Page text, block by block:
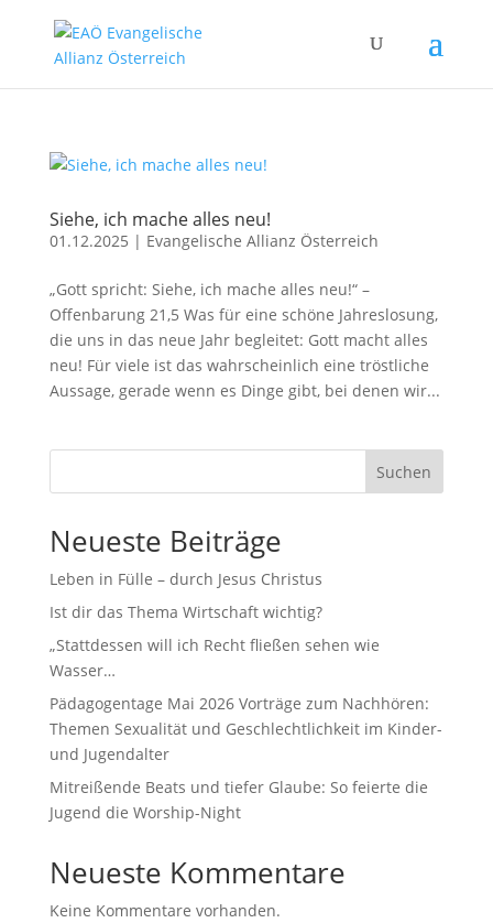
Siehe, ich mache alles neu!
01.12.2025 | Evangelische Allianz Österreich
„Gott spricht: Siehe, ich mache alles neu!“ –
Offenbarung 21,5 Was für eine schöne Jahreslosung,
die uns in das neue Jahr begleitet: Gott macht alles
neu! Für viele ist das wahrscheinlich eine tröstliche
Aussage, gerade wenn es Dinge gibt, bei denen wir...
Suchen
Neueste Beiträge
Leben in Fülle – durch Jesus Christus
Ist dir das Thema Wirtschaft wichtig?
„Stattdessen will ich Recht fließen sehen wie
Wasser…
Pädagogentage Mai 2026 Vorträge zum Nachhören:
Themen Sexualität und Geschlechtlichkeit im Kinder-
und Jugendalter
Mitreißende Beats und tiefer Glaube: So feierte die
Jugend die Worship-Night
Neueste Kommentare
Keine Kommentare vorhanden.